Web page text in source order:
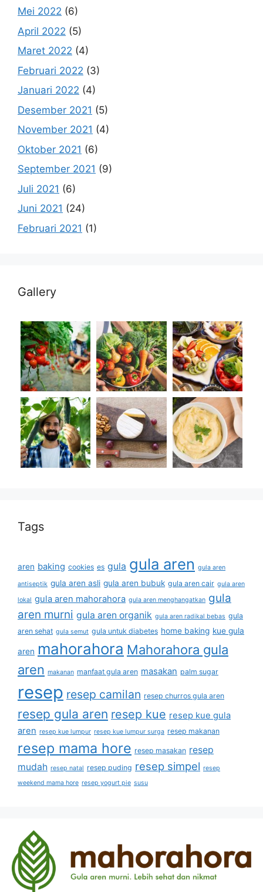
Mei 2022 (6)
April 2022 (5)
Maret 2022 (4)
Februari 2022 (3)
Januari 2022 (4)
Desember 2021 (5)
November 2021 (4)
Oktober 2021 (6)
September 2021 (9)
Juli 2021 (6)
Juni 2021 (24)
Februari 2021 (1)
Gallery
Tags
aren baking cookies es gula gula aren gula aren
antiseptik gula aren asli gula aren bubuk gula aren cair gula aren
lokal gula aren mahorahora gula aren menghangatkan gula
aren murni gula aren organik gula aren radikal bebas gula
aren sehat gula semut gula untuk diabetes home baking kue gula
aren mahorahora Mahorahora gula
aren makanan manfaat gula aren masakan palm sugar
resep resep camilan resep churros gula aren
resep gula aren resep kue resep kue gula
aren resep kue lumpur resep kue lumpur surga resep makanan
resep mama hore resep masakan resep
mudah resep natal resep puding resep simpel resep
weekend mama hore resep yogurt pie susu